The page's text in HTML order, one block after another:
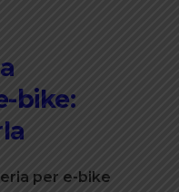
bike:
per e-bike